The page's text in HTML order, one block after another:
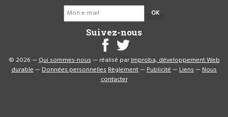
OK
Suivez-nous
© 2026 —Qui sommes-nous— réalisé parImproba, développement Web
durable—Données personnellesRèglement—Publicité—Liens—Nous
contacter